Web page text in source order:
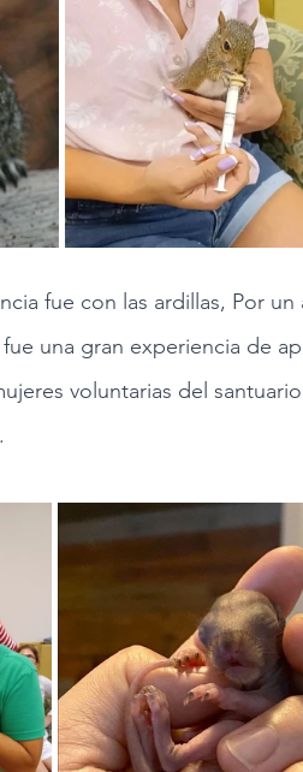
fue con las ardillas, Por
una gran experiencia de
voluntarias del